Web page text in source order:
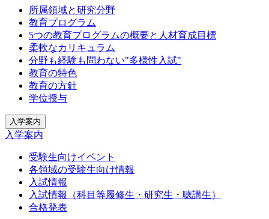
所属領域と研究分野
教育プログラム
5つの教育プログラムの概要と人材育成目標
柔軟なカリキュラム
分野も経験も問わない"多様性入試"
教育の特色
教育の方針
学位授与
入学案内
入学案内
受験生向けイベント
各領域の受験生向け情報
入試情報
入試情報（科目等履修生・研究生・聴講生）
合格発表